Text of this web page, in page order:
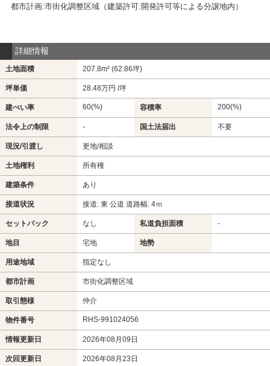
都市計画:市街化調整区域（建築許可:開発許可等による分譲地内）
詳細情報
土地面積 207.8m² (62.86坪)
坪単価 28.48万円 /坪
建ぺい率 60(%) 容積率 200(%)
法令上の制限 - 国土法届出 不要
現況/引渡し 更地/相談
土地権利 所有権
建築条件 あり
接道状況 接道: 東 公道 道路幅: 4ｍ
セットバック なし 私道負担面積 -
地目 宅地 地勢
用途地域 指定なし
都市計画 市街化調整区域
取引態様 仲介
物件番号 RHS-991024056
情報更新日 2026年08月09日
次回更新日 2026年08月23日